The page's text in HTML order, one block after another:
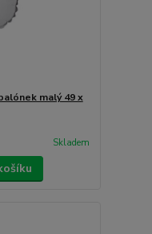
malý 49 x
Skladem